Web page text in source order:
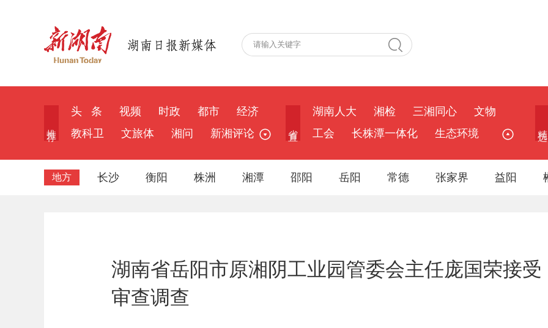
头 条 视频 时政 都市
经济
教科卫
文旅体 湘问 新湘评论
湖南人大 湘检 三湘同心
文物
工会
长株潭一体化 生态环境
地方 长沙 衡阳 株洲 湘潭 邵阳 岳阳 常德 张家界 益阳
湖南省岳阳市原湘阴工业园管委会主任庞国荣接受
审查调查